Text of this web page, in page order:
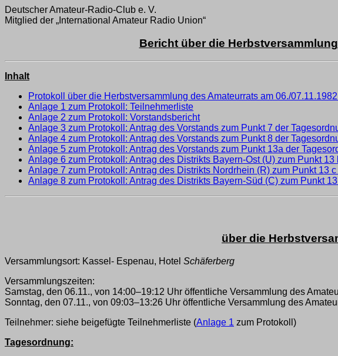
Deutscher Amateur-Radio-Club e. V.
Mitglied der „International Amateur Radio Union“
Bericht über die
Inhalt
Protokoll über die Herbstversammlung des Amateurrats am 06./
Anlage 1 zum Protokoll: Teilnehmerliste
Anlage 2 zum Protokoll: Vorstandsbericht
Anlage 3 zum Protokoll: Antrag des Vorstands zum Punkt 7 der
Anlage 4 zum Protokoll: Antrag des Vorstands zum Punkt 8 der
Anlage 5 zum Protokoll: Antrag des Vorstands zum Punkt 13a der
Anlage 6 zum Protokoll: Antrag des Distrikts Bayern-Ost (U) zum Punkt 13
Anlage 7 zum Protokoll: Antrag des Distrikts Nordrhein (R) zum Punkt 13
Anlage 8 zum Protokoll: Antrag des Distrikts Bayern-Süd (C) zum Punkt
über die
Versammlungsort: Kassel- Espenau, Hotel Schäferberg
Versammlungszeiten:
Samstag, den 06.11., von 14:00–19:12 Uhr öffentliche Versammlung des
Sonntag, den 07.11., von 09:03–13:26 Uhr öffentliche Versammlung des
Teilnehmer: siehe beigefügte Teilnehmerliste (Anlage 1 zum Protokoll)
Tagesordnung: